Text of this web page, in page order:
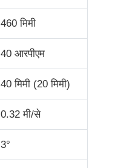
460 मिमी
40 आरपीएम
40 मिमी (20 मिमी)
0.32 मी/से
3°